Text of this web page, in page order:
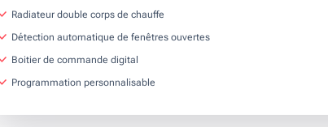
Radiateur double corps de chauffe
Détection automatique de fenêtres ouvertes
Boitier de commande digital
Programmation personnalisable